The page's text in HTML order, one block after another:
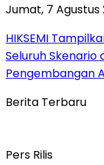
Jumat, 7 Agustus
HIKSEMI
Seluruh Skenario
Pengembangan
Berita Terbaru
Pers Rilis